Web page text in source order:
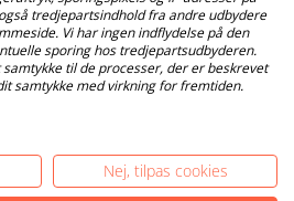
tredjepartsindhold fra andre udbydere
Vi har ingen indflydelse på den
sporing hos tredjepartsudbyderen.
til de processer, der er beskrevet
samtykke med virkning for fremtiden.
Nej, tilpas cookies